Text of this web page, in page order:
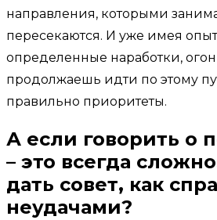
направления, которыми
пересекаются. И уже имея
определенные наработки,
продолжаешь идти по этому
правильно приоритеты.
А если говорить о
– это всегда
дать совет, как
неудачами?